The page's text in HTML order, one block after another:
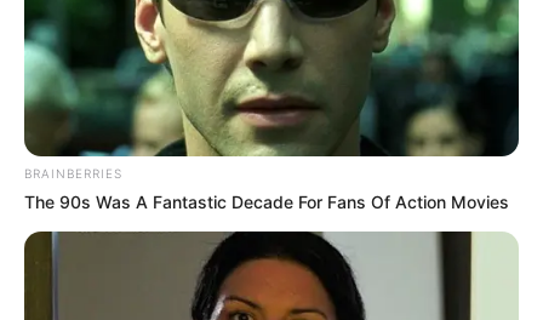
Detalles del hallazgo de los policías
en Caucasia: Aparecieron
golpeados en un peaje hacia
Córdoba
BRAINBERRIES
The 90s Was A Fantastic Decade For Fans Of Action Movies